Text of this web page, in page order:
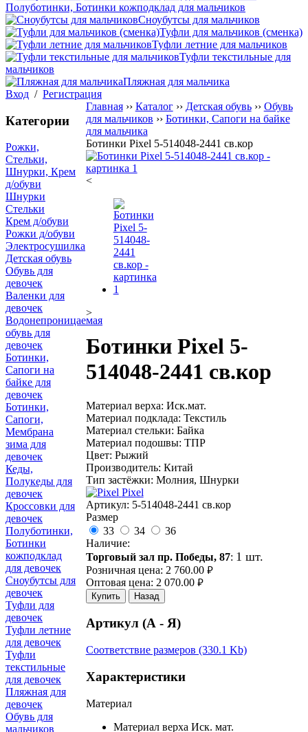
Полуботинки, Ботинки кожподклад для мальчиков
Сноубутсы для мальчиков
Туфли для мальчиков (сменка)
Туфли летние для мальчиков
Туфли текстильные для
мальчиков
Пляжная для мальчика
Вход / Регистрация
Главная ›› Каталог ›› Детская обувь ›› Обувь
для мальчиков ›› Ботинки, Сапоги на байке
для мальчика
Ботинки Pixel 5-514048-2441 св.кор
<
>
Ботинки Pixel 5-
514048-2441 св.кор
Материал верха: Иск.мат.
Материал подклада: Текстиль
Материал стельки: Байка
Материал подошвы: ТПР
Цвет: Рыжий
Производитель: Китай
Тип застёжки: Молния, Шнурки
Pixel
Артикул: 5-514048-2441 св.кор
Размер
33
34
36
Наличие:
Торговый зал пр. Победы, 87: 1 шт.
Розничная цена: 2 760.00 руб.
Оптовая цена: 2 070.00 руб.
Купить Назад
Артикул (А - Я)
Соответствие размеров (330.1 Kb)
Характеристики
Материал
Материал верха Иск. мат.
Категории
Рожки,
Стельки,
Шнурки, Крем
д/обуви
Шнурки
Стельки
Крем д/обуви
Рожки д/обуви
Электросушилка
Детская обувь
Обувь для
девочек
Валенки для
девочек
Водонепроницаемая
обувь для
девочек
Ботинки,
Сапоги на
байке для
девочек
Ботинки,
Сапоги,
Мембрана
зима для
девочек
Кеды,
Полукеды для
девочек
Кроссовки для
девочек
Полуботинки,
Ботинки
кожподклад
для девочек
Сноубутсы для
девочек
Туфли для
девочек
Туфли летние
для девочек
Туфли
текстильные
для девочек
Пляжная для
девочек
Обувь для
мальчиков